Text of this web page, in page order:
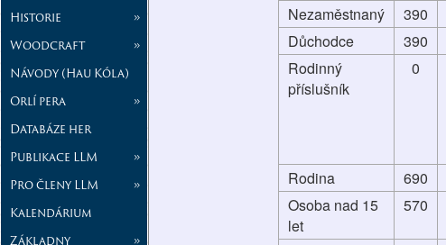
Historie
»
Woodcraft
»
Návody (Hau Kóla)
Orlí pera
»
Databáze her
Publikace LLM
»
Pro členy LLM
»
Kalendárium
Základny
»
Nezaměstnaný
390
Důchodce
390
Rodinný
příslušník
0
Rodina
690
Osoba nad 15
let
570